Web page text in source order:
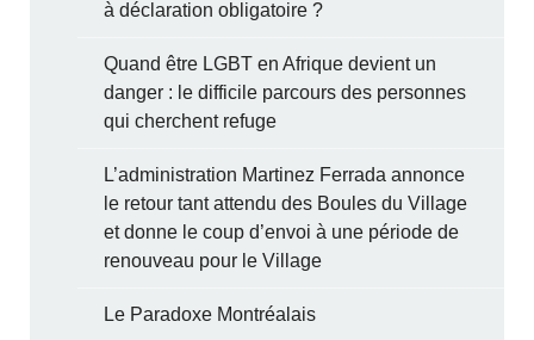
à déclaration obligatoire ?
Quand être LGBT en Afrique devient un
danger : le difficile parcours des personnes
qui cherchent refuge
L’administration Martinez Ferrada annonce
le retour tant attendu des Boules du Village
et donne le coup d’envoi à une période de
renouveau pour le Village
Le Paradoxe Montréalais